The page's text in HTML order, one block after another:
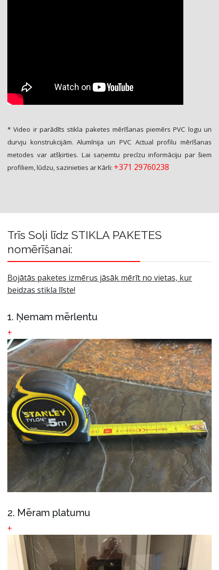
* Video ir parādīts stikla paketes mērīšanas piemērs PVC logu un
durvju konstrukcijām. Alumīnija un PVC Actual profilu mērīšanas
metodes var atšķirties. Lai saņemtu precīzu informāciju par šiem
profiliem, lūdzu, sazinieties ar Kārli: +371 29760238
Trīs Soļi līdz STIKLA PAKETES
nomērīšanai:
Bojātās paketes izmērus jāsāk mērīt no vietas, kur
beidzas stikla līste!
1. Ņemam mērlentu
+
2. Mēram platumu
+